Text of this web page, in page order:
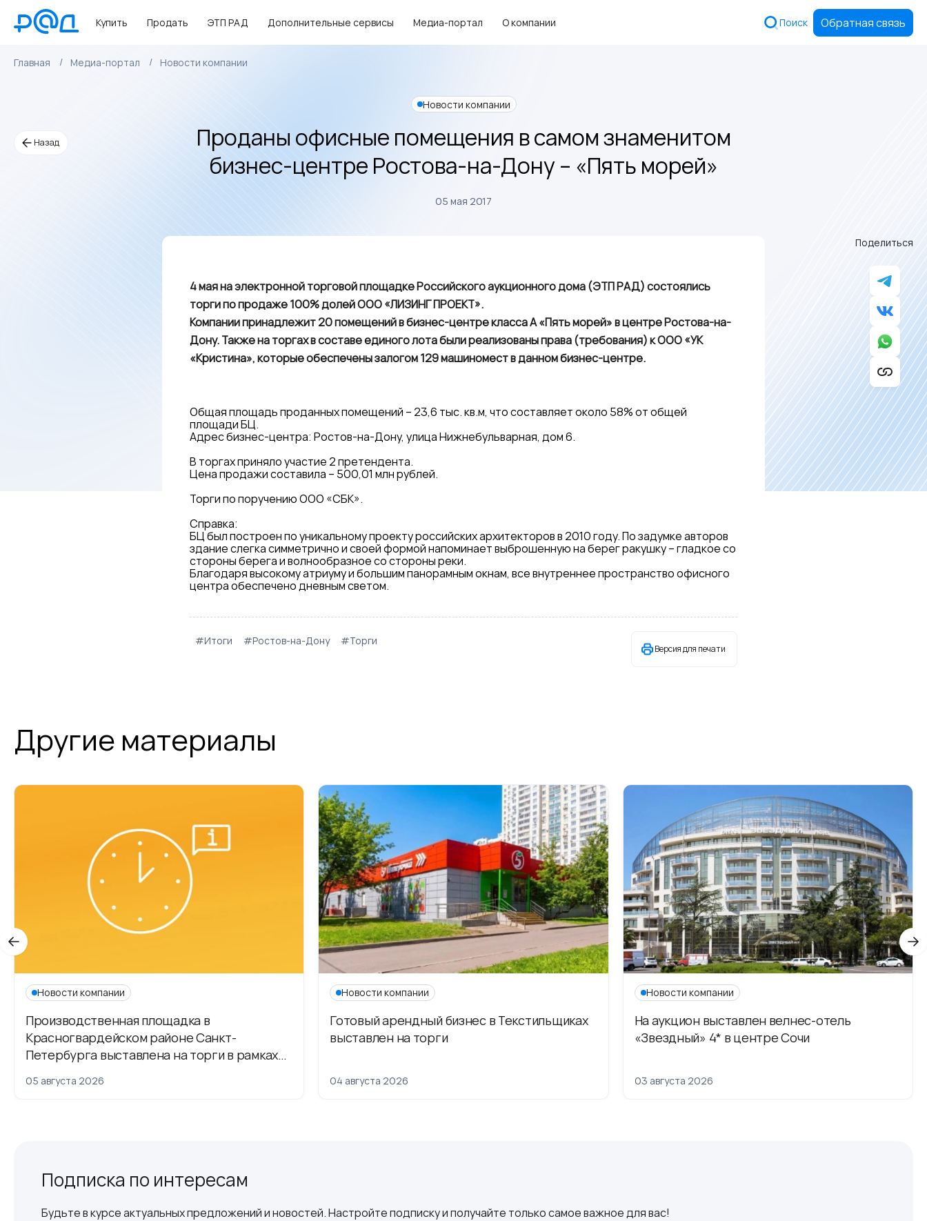
Купить Продать ЭТП РАД Дополнительные сервисы Медиа-портал О компании Поиск Обратная связь
Главная Медиа-портал Новости компании
Назад
Новости компании
Проданы офисные помещения в самом знаменитом
бизнес-центре Ростова-на-Дону – «Пять морей»
05 мая 2017
4 мая на электронной торговой площадке Российского аукционного дома (ЭТП РАД) состоялись
торги по продаже 100% долей ООО «ЛИЗИНГ ПРОЕКТ».
Компании принадлежит 20 помещений в бизнес-центре класса А «Пять морей» в центре Ростова-на-
Дону. Также на торгах в составе единого лота были реализованы права (требования) к ООО «УК
«Кристина», которые обеспечены залогом 129 машиномест в данном бизнес-центре.
Общая площадь проданных помещений – 23,6 тыс. кв.м, что составляет около 58% от общей
площади БЦ.
Адрес бизнес-центра: Ростов-на-Дону, улица Нижнебульварная, дом 6.
В торгах приняло участие 2 претендента.
Цена продажи составила – 500,01 млн рублей.
Торги по поручению ООО «СБК».
Справка:
БЦ был построен по уникальному проекту российских архитекторов в 2010 году. По задумке авторов
здание слегка симметрично и своей формой напоминает выброшенную на берег ракушку – гладкое со
стороны берега и волнообразное со стороны реки.
Благодаря высокому атриуму и большим панорамным окнам, все внутреннее пространство офисного
центра обеспечено дневным светом.
#Итоги #Ростов-на-Дону #Торги
Версия для печати
Поделиться
Другие материалы
Новости компании
Производственная площадка в
Красногвардейском районе Санкт-
Петербурга выставлена на торги в рамках
05 августа 2026
Новости компании
Готовый арендный бизнес в Текстильщиках
выставлен на торги
04 августа 2026
Новости компании
На аукцион выставлен велнес-отель
«Звездный» 4* в центре Сочи
03 августа 2026
Подписка по интересам
Будьте в курсе актуальных предложений и новостей. Настройте подписку и получайте только самое важное для вас!